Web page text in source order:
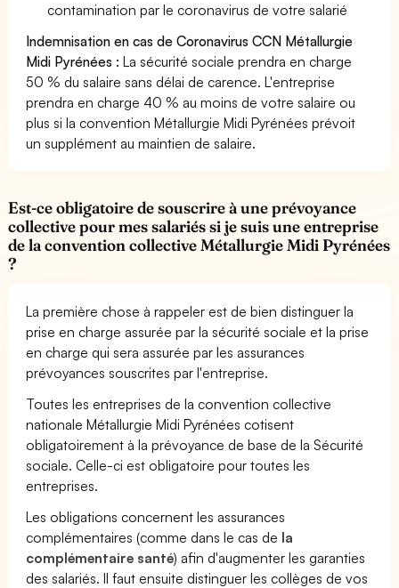
contamination par le coronavirus de votre salarié
Indemnisation en cas de Coronavirus CCN Métallurgie
Midi Pyrénées : La sécurité sociale prendra en charge
50 % du salaire sans délai de carence. L'entreprise
prendra en charge 40 % au moins de votre salaire ou
plus si la convention Métallurgie Midi Pyrénées prévoit
un supplément au maintien de salaire.
Est-ce obligatoire de souscrire à une prévoyance
collective pour mes salariés si je suis une entreprise
de la convention collective Métallurgie Midi Pyrénées
?
La première chose à rappeler est de bien distinguer la
prise en charge assurée par la sécurité sociale et la prise
en charge qui sera assurée par les assurances
prévoyances souscrites par l'entreprise.
Toutes les entreprises de la convention collective
nationale Métallurgie Midi Pyrénées cotisent
obligatoirement à la prévoyance de base de la Sécurité
sociale. Celle-ci est obligatoire pour toutes les
entreprises.
Les obligations concernent les assurances
complémentaires (comme dans le cas de la
complémentaire santé) afin d'augmenter les garanties
des salariés. Il faut ensuite distinguer les collèges de vos